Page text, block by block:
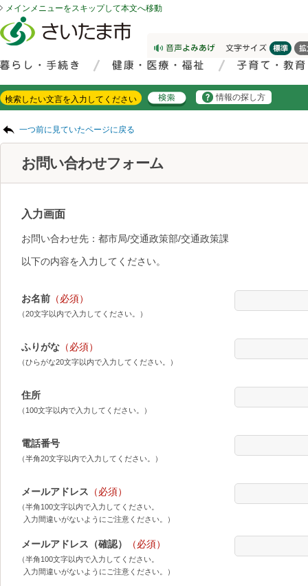
メインメニューをスキップして本文へ移動
情報の探し方
一つ前に見ていたページに戻る
お問い合わせフォーム
入力画面
お問い合わせ先：都市局/交通政策部/交通政策課
以下の内容を入力してください。
お名前 （必須）
（20文字以内で入力してください。）
ふりがな （必須）
（ひらがな20文字以内で入力してください。）
住所
（100文字以内で入力してください。）
電話番号
（半角20文字以内で入力してください。）
メールアドレス （必須）
（半角100文字以内で入力してください。
入力間違いがないようにご注意ください。）
メールアドレス（確認） （必須）
（半角100文字以内で入力してください。
入力間違いがないようにご注意ください。）